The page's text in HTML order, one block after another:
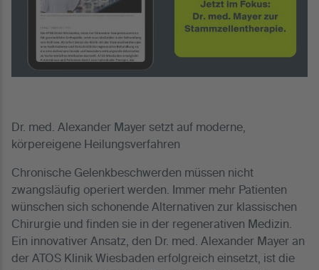
Dr. med. Alexander Mayer setzt auf moderne,
körpereigene Heilungsverfahren
Chronische Gelenkbeschwerden müssen nicht
zwangsläufig operiert werden. Immer mehr Patienten
wünschen sich schonende Alternativen zur klassischen
Chirurgie und finden sie in der regenerativen Medizin.
Ein innovativer Ansatz, den Dr. med. Alexander Mayer an
der ATOS Klinik Wiesbaden erfolgreich einsetzt, ist die